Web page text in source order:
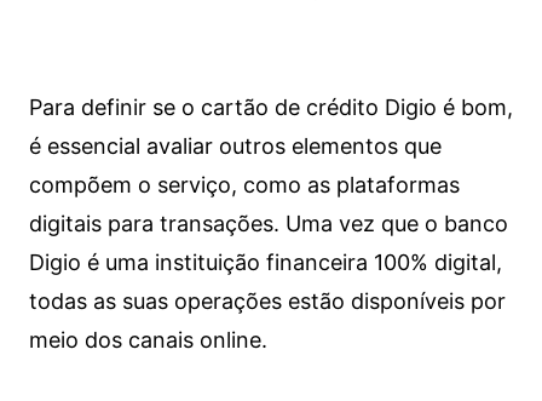
Para definir se o cartão de crédito Digio é bom,
é essencial avaliar outros elementos que
compõem o serviço, como as plataformas
digitais para transações. Uma vez que o banco
Digio é uma instituição financeira 100% digital,
todas as suas operações estão disponíveis por
meio dos canais online.